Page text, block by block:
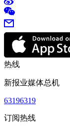
热线
新报业媒体总机
63196319
订阅热线